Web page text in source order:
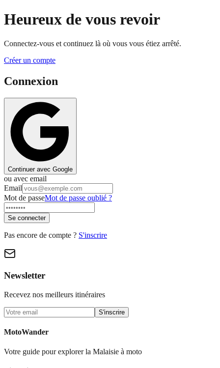
Heureux de vous revoir
Connectez-vous et continuez là où vous vous étiez arrêté.
Créer un compte
Connexion
Continuer avec Google
ou avec email
Email
Mot de passeMot de passe oublié ?
Se connecter
Pas encore de compte ? S'inscrire
Newsletter
Recevez nos meilleurs itinéraires
S'inscrire
MotoWander
Votre guide pour explorer la Malaisie à moto